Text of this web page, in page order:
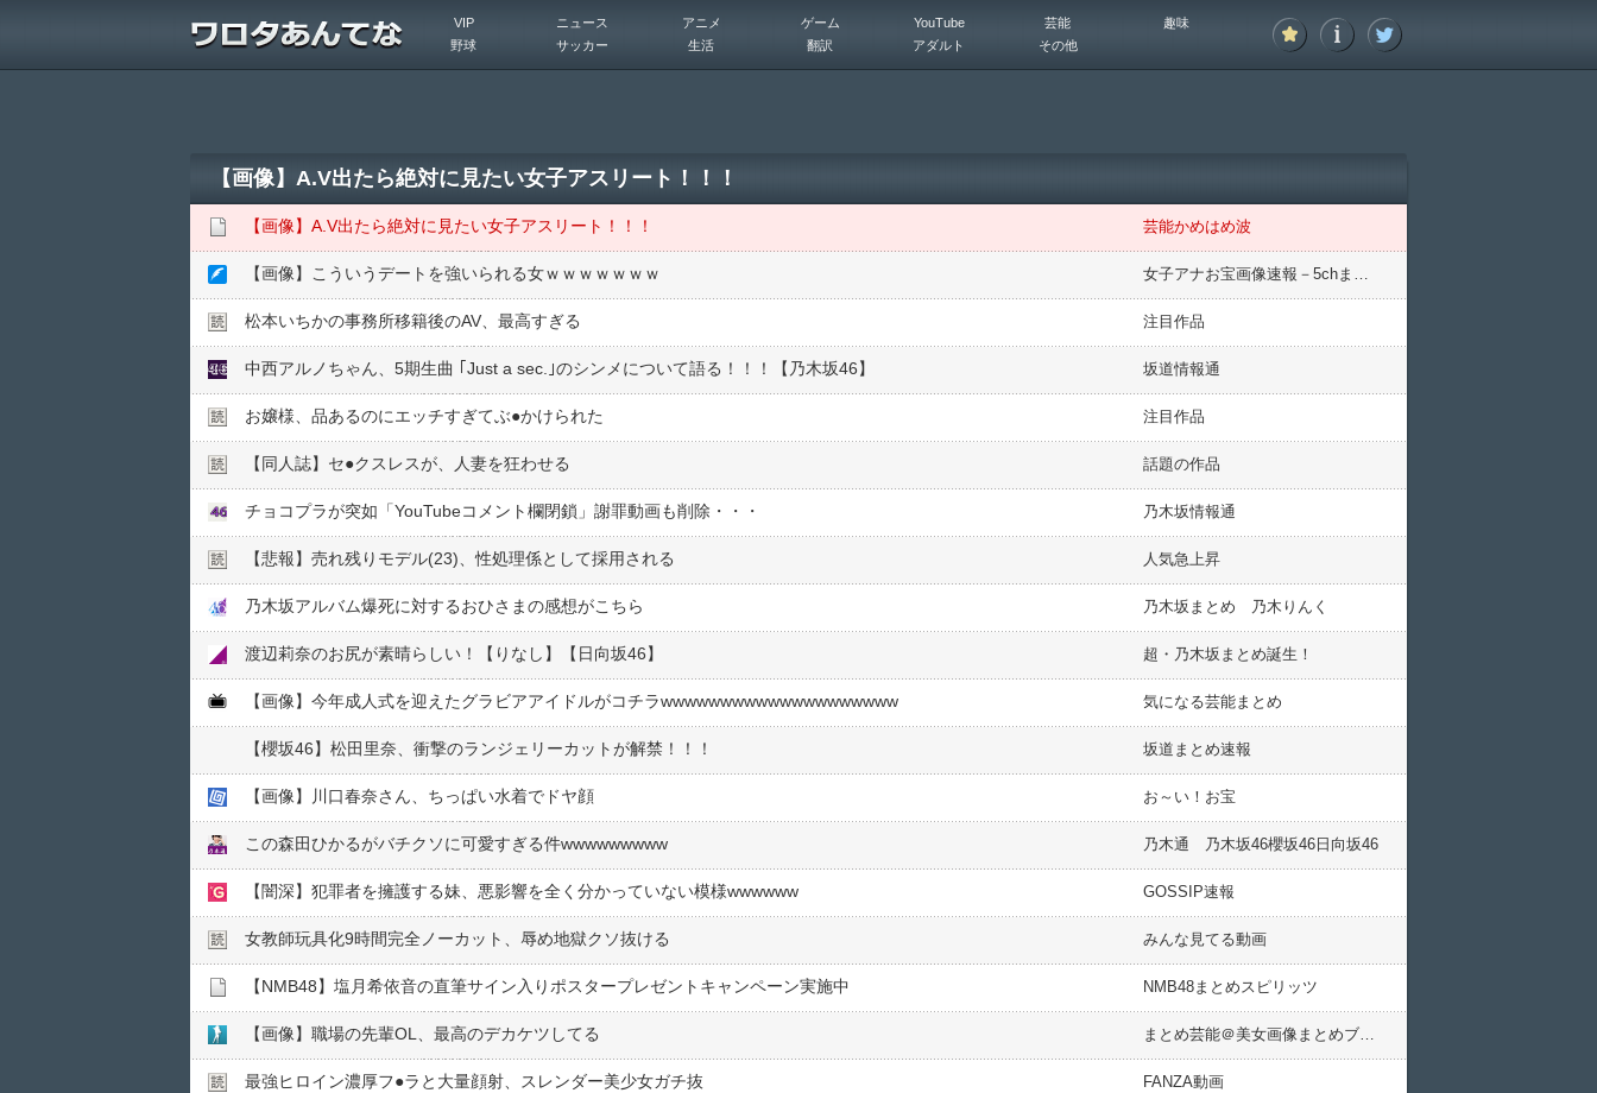
VIP ニュース アニメ ゲーム YouTube 芸能
趣味
野球
サッカー 生活 翻訳 アダルト その他
【画像】A.V出たら絶対に見たい女子アスリート！！！
【画像】A.V出たら絶対に見たい女子アスリート！！！ 芸能かめはめ波
【画像】こういうデートを強いられる女ｗｗｗｗｗｗｗ 女子アナお宝画像速報－5chまとめ
松本いちかの事務所移籍後のAV、最高すぎる 注目作品
中西アルノちゃん、5期生曲 ｢Just a sec.｣のシンメについて語る！！！【乃木坂46】 坂道情報通
お嬢様、品あるのにエッチすぎてぶ●︎かけられた 注目作品
【同人誌】セ●︎クスレスが、人妻を狂わせる 話題の作品
チョコプラが突如「YouTubeコメント欄閉鎖」謝罪動画も削除・・・ 乃木坂情報通
【悲報】売れ残りモデル(23)、性処理係として採用される 人気急上昇
乃木坂アルバム爆死に対するおひさまの感想がこちら 乃木坂まとめ 乃木りんく
渡辺莉奈のお尻が素晴らしい！【りなし】【日向坂46】 超・乃木坂まとめ誕生！
【画像】今年成人式を迎えたグラビアアイドルがコチラwwwwwwwwwwwwwwwwwwww 気になる芸能まとめ
【櫻坂46】松田里奈、衝撃のランジェリーカットが解禁！！！ 坂道まとめ速報
【画像】川口春奈さん、ちっぱい水着でドヤ顔 お～い！お宝
この森田ひかるがバチクソに可愛すぎる件wwwwwwwww 乃木通 乃木坂46櫻坂46日向坂46
【闇深】犯罪者を擁護する妹、悪影響を全く分かっていない模様wwwwww GOSSIP速報
女教師玩具化9時間完全ノーカット、辱め地獄クソ抜ける みんな見てる動画
【NMB48】塩月希依音の直筆サイン入りポスタープレゼントキャンペーン実施中 NMB48まとめスピリッツ
【画像】職場の先輩OL、最高のデカケツしてる まとめ芸能＠美女画像まとめブログ
最強ヒロイン濃厚フ●︎ラと大量顔射、スレンダー美少女ガチ抜 FANZA動画